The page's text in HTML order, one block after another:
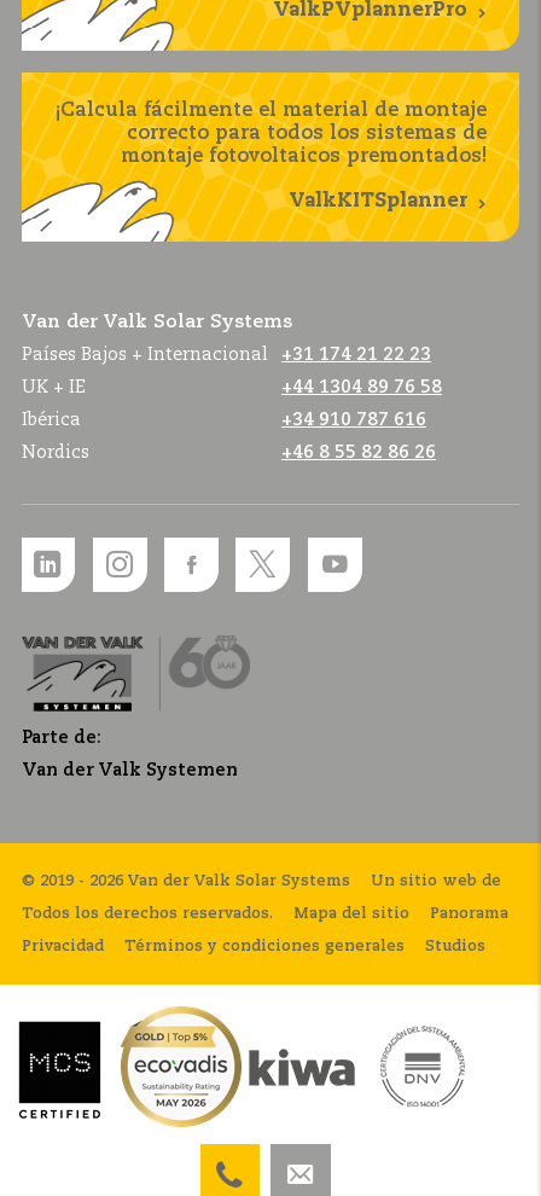
ValkPVplannerPro
¡Calcula fácilmente el material de montaje
correcto para todos los sistemas de
montaje fotovoltaicos premontados!
ValkKITSplanner
Van der Valk Solar Systems
Países Bajos + Internacional
+31 174 21 22 23
UK + IE
+44 1304 89 76 58
Ibérica
+34 910 787 616
Nordics
+46 8 55 82 86 26
Parte de:
Van der Valk Systemen
© 2019 - 2026 Van der Valk Solar Systems
Todos los derechos reservados. Mapa del sitio
Privacidad Términos y condiciones generales
Un sitio web de
Panorama
Studios